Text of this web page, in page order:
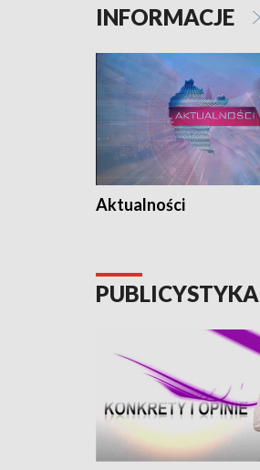
INFORMACJE
Aktualności
PUBLICYSTYKA